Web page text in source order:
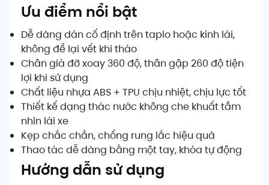
Ưu điểm nổi bật
Dễ dàng dán cố định trên taplo hoặc kính lái,
không để lại vết khi tháo
Chân giá đỡ xoay 360 độ, thân gập 260 độ tiện
lợi khi sử dụng
Chất liệu nhựa ABS + TPU chịu nhiệt, chịu lực tốt
Thiết kế dạng thác nước không che khuất tầm
nhìn lái xe
Kẹp chắc chắn, chống rung lắc hiệu quả
Thao tác dễ dàng bằng một tay, khóa tự động
Hướng dẫn sử dụng